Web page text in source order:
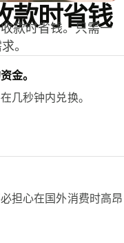
款时省钱
款时省钱。只需一
。
金。
几秒钟内兑换。
担心在国外消费时高昂